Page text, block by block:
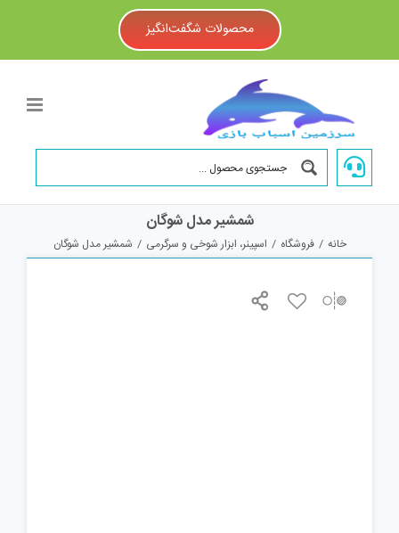
محصولات شگفت‌انگیز
شمشیر مدل شوگان
خانه / فروشگاه / اسپینر، ابزار شوخی و سرگرمی / شمشیر مدل شوگان